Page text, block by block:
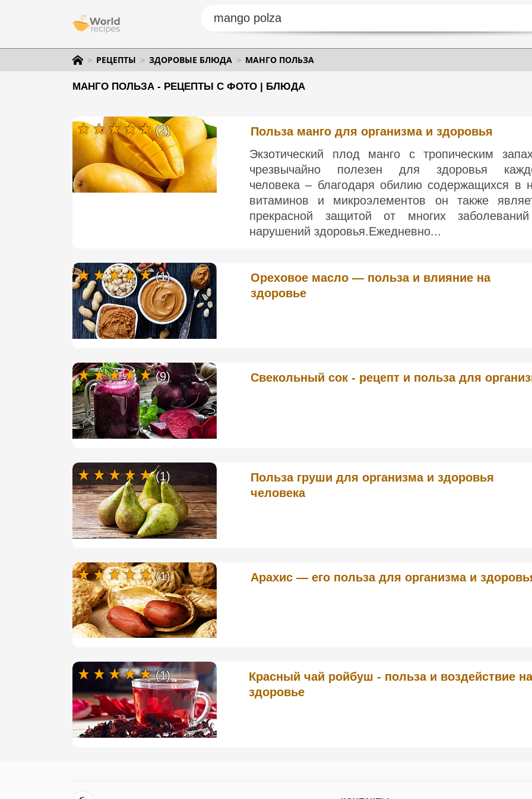
РЕЦЕПТЫ ЗДОРОВЫЕ БЛЮДА МАНГО ПОЛЬЗА
МАНГО ПОЛЬЗА - РЕЦЕПТЫ С ФОТО | БЛЮДА
Польза манго для организма и здоровья
Экзотический плод манго с тропическим
чрезвычайно полезен для здоровья
человека – благодаря обилию содержащихся в
витаминов и микроэлементов он также
прекрасной защитой от многих
нарушений здоровья.Ежедневно...
(2)
Ореховое масло — польза и влияние на
здоровье
(1)
Свекольный сок - рецепт и польза для
(9)
Польза груши для организма и здоровья
человека
(1)
Арахис — его польза для организма и
(1)
Красный чай ройбуш - польза и воздействие
здоровье
(1)